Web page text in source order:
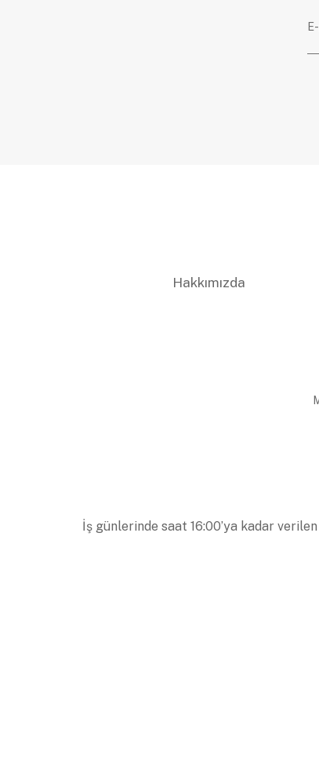
Hakkımızda
İş günlerinde saat 16:00’ya kadar